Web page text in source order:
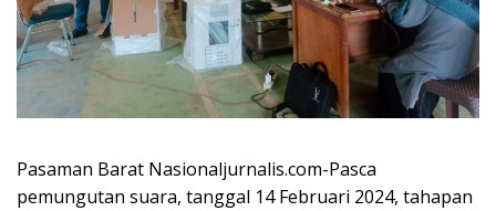
Pasaman Barat Nasionaljurnalis.com-Pasca
pemungutan suara, tanggal 14 Februari 2024, tahapan